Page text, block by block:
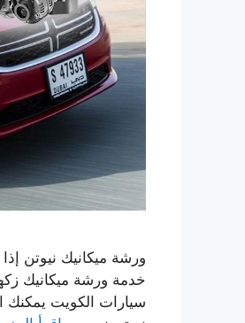
ورشة ميكانيك نيوتن
خدمة ورشة ميكانيك
سيارات الكويت يمكنك